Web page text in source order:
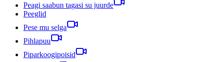
Peagi saabun tagasi su juurde
Peeglid
Pese mu selga
Pihlapuu
Piparkoogipoisid